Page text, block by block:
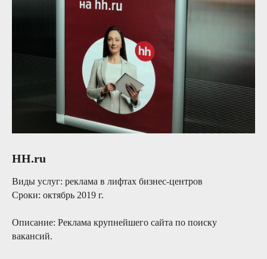
HH.ru
Виды услуг: реклама в лифтах бизнес-центров
Сроки: октябрь 2019 г.
Описание: Реклама крупнейшего сайта по поиску
вакансий.